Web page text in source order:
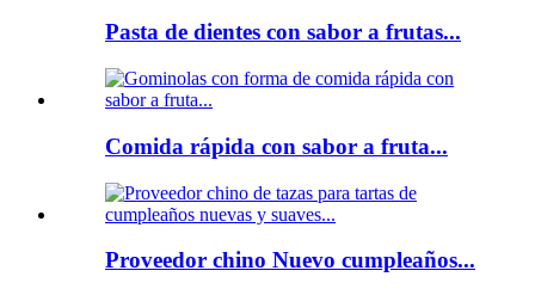
Pasta de dientes con sabor a frutas...
Comida rápida con sabor a fruta...
Proveedor chino Nuevo cumpleaños...